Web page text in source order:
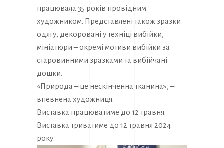
працювала 35 років провідним
художником. Представлені також зразки
одягу, декоровані у техніці вибійки,
мініатюри – окремі мотиви вибійки за
старовинними зразками та вибійчані
дошки.
«Природа – це нескінченна тканина», –
впевнена художниця.
Виставка працюватиме до 12 травня.
Виставка триватиме до 12 травня 2024
року.